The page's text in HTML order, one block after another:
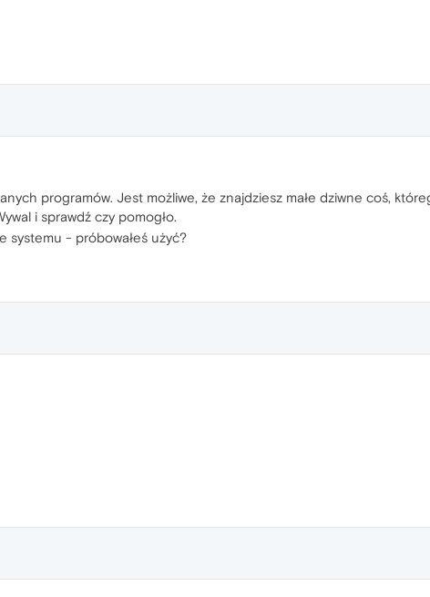
programów. Jest możliwe, że znajdziesz małe dziwne coś,
i sprawdź czy pomogło.
systemu - próbowałeś użyć?